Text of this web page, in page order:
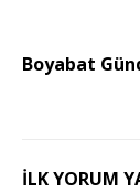
o
Boyabat
İLK YORUM